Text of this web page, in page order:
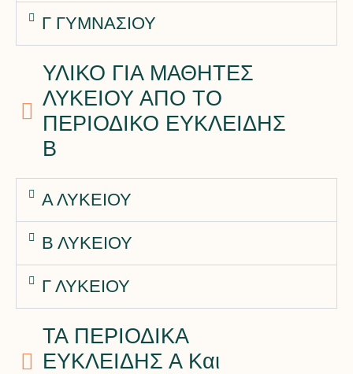
Γ ΓΥΜΝΑΣΙΟΥ
ΥΛΙΚΟ ΓΙΑ ΜΑΘΗΤΕΣ
ΛΥΚΕΙΟΥ ΑΠΟ ΤΟ
ΠΕΡΙΟΔΙΚΟ ΕΥΚΛΕΙΔΗΣ
Β
Α ΛΥΚΕΙΟΥ
Β ΛΥΚΕΙΟΥ
Γ ΛΥΚΕΙΟΥ
ΤΑ ΠΕΡΙΟΔΙΚΑ
ΕΥΚΛΕΙΔΗΣ Α Και